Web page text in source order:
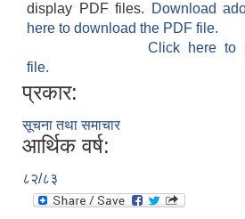
display PDF files.
Download
here to download the PDF file.
Click here to
file.
प्रकार:
सूचना तथा समाचार
आर्थिक वर्ष:
८२/८३